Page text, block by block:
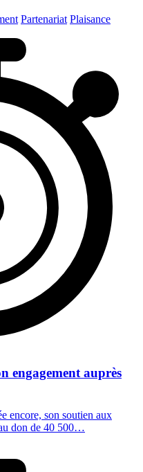
Partenariat Plaisance
engagement auprès
encore, son soutien aux
don de 40 500…